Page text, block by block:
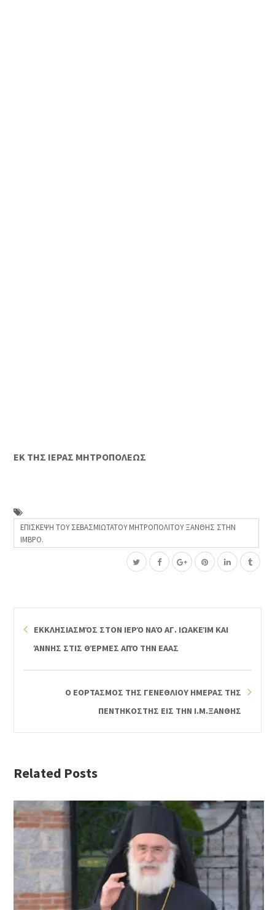
ΕΚ ΤΗΣ ΙΕΡΑΣ ΜΗΤΡΟΠΟΛΕΩΣ
ΕΠΙΣΚΕΨΗ ΤΟΥ ΣΕΒΑΣΜΙΩΤΑΤΟΥ ΜΗΤΡΟΠΟΛΙΤΟΥ ΞΑΝΘΗΣ ΣΤΗΝ
ΙΜΒΡΟ.
ΕΚΚΛΗΣΙΑΣΜΌΣ ΣΤΟΝ ΙΕΡΌ ΝΑΌ ΑΓ. ΙΩΑΚΕΊΜ ΚΑΙ
ΆΝΝΗΣ ΣΤΙΣ ΘΈΡΜΕΣ ΑΠΌ ΤΗΝ ΕΑΑΣ
Ο ΕΟΡΤΑΣΜΟΣ ΤΗΣ ΓΕΝΕΘΛΙΟΥ ΗΜΕΡΑΣ ΤΗΣ
ΠΕΝΤΗΚΟΣΤΗΣ ΕΙΣ ΤΗΝ Ι.Μ.ΞΑΝΘΗΣ
Related Posts